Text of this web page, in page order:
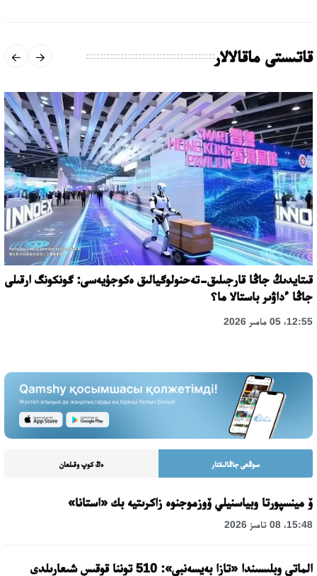
قاتىستى ماقالالار
قىتايدىڭ جاڭا قارجىلىق-تەحنولوگيالىق ەكوجۇيەسى: گونكونگ ارقىلى
جاڭا ءداۋىر باستالا ما؟
12:55، 05 مامىر 2026
سوڭعى جاڭالىقتار ەڭ كوپ وقىلعان
ۆ مينسپورتا وبياسنيلي ۆوزموجنوە زاكرىتيە بك «استانا»
15:48، 08 تامىز 2026
الماتى وبلىسىندا «تازا بەيسەنبى»: 510 توننا قوقىس شىعارىلدى